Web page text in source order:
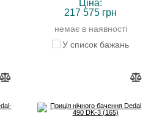
Ціна:
217 575 грн
немає в наявності
У список бажань